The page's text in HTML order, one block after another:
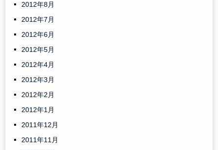
2012年8月
2012年7月
2012年6月
2012年5月
2012年4月
2012年3月
2012年2月
2012年1月
2011年12月
2011年11月